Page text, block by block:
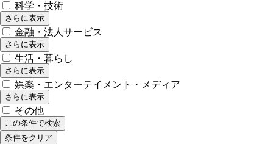
科学・技術
さらに表示
金融・法人サービス
さらに表示
生活・暮らし
さらに表示
娯楽・エンターテイメント・メディア
さらに表示
その他
この条件で検索
条件をクリア